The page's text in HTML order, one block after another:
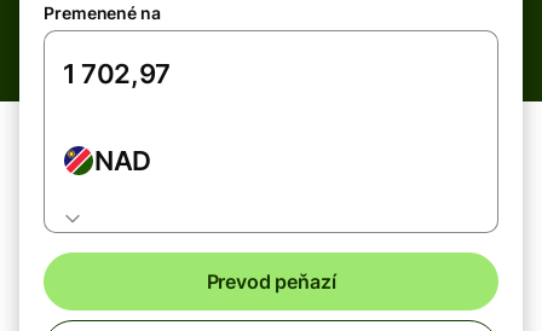
Premenené na
NAD
Prevod peňazí